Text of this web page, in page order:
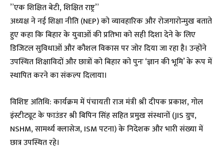
​”एक शिक्षित बेटी, शिक्षित राष्ट्र”
​अध्यक्ष ने नई शिक्षा नीति (NEP) को व्यावहारिक और रोजगारोन्मुख बताते
हुए कहा कि बिहार के युवाओं की प्रतिभा को सही दिशा देने के लिए
डिजिटल सुविधाओं और कौशल विकास पर जोर दिया जा रहा है। उन्होंने
उपस्थित शिक्षाविदों और छात्रों को बिहार को पुनः ‘ज्ञान की भूमि’ के रूप में
स्थापित करने का संकल्प दिलाया।
​विशिष्ट अतिथि: कार्यक्रम में पंचायती राज मंत्री श्री दीपक प्रकाश, गोल
इंस्टीट्यूट के फाउंडर श्री बिपिन सिंह सहित प्रमुख संस्थानों (JIS ग्रुप,
NSHM, सामर्थ्य क्लासेज, ISM पटना) के निदेशक और भारी संख्या में
छात्र उपस्थित रहे।